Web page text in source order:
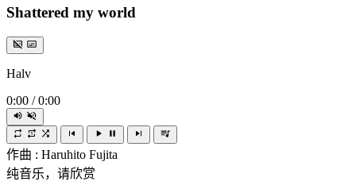
Shattered my world
Halv
0:00 / 0:00
作曲 : Haruhito Fujita
纯音乐，请欣赏